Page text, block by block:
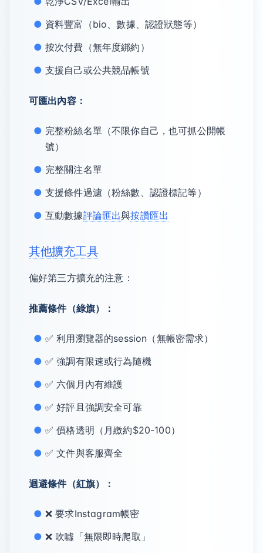
資料豐富（bio、數據、認證狀態等）
按次付費（無年度綁約）
支援自己或公共競品帳號
可匯出內容：
完整粉絲名單（不限你自己，也可抓公開帳
號）
完整關注名單
支援條件過濾（粉絲數、認證標記等）
互動數據評論匯出與按讚匯出
其他擴充工具
偏好第三方擴充的注意：
推薦條件（綠旗）：
✅ 利用瀏覽器的session（無帳密需求）
✅ 強調有限速或行為隨機
✅ 六個月內有維護
✅ 好評且強調安全可靠
✅ 價格透明（月繳約$20-100）
✅ 文件與客服齊全
迴避條件（紅旗）：
❌ 要求Instagram帳密
❌ 吹噓「無限即時爬取」